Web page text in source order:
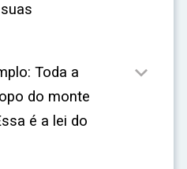
Toda a
do monte
é a lei do
